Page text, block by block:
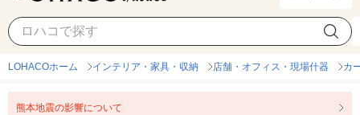
LOHACOホーム インテリア・家具・収納 店舗・オフィス・現場什器 カ
熊本地震の影響について